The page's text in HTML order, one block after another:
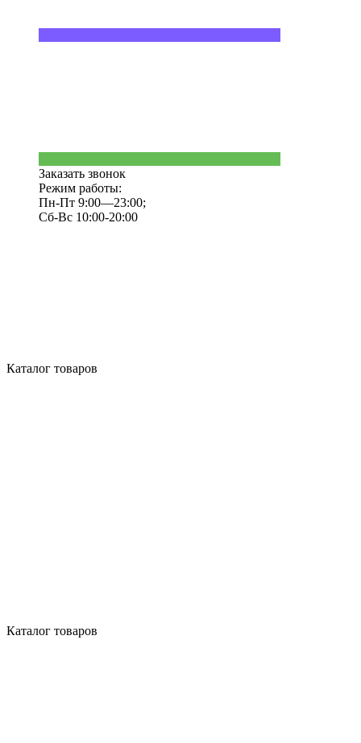
Заказать звонок
Режим работы:
Пн-Пт 9:00—23:00;
Сб-Вс 10:00-20:00
Каталог товаров
Каталог товаров